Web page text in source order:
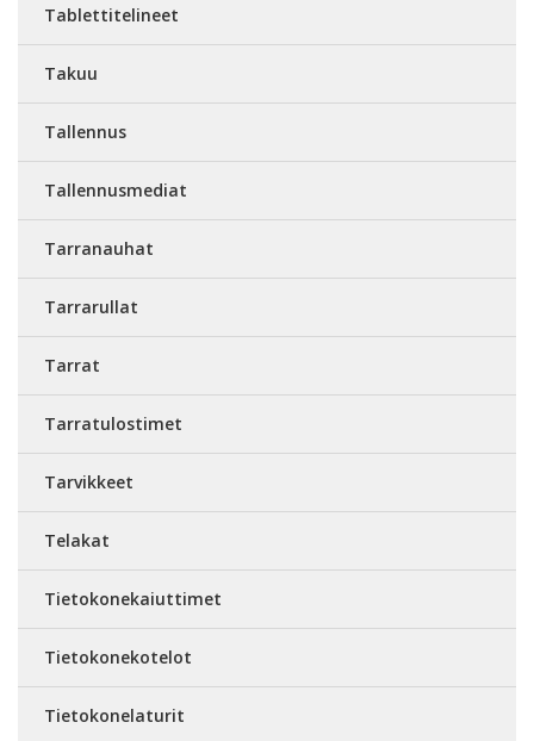
Tablettitelineet
Takuu
Tallennus
Tallennusmediat
Tarranauhat
Tarrarullat
Tarrat
Tarratulostimet
Tarvikkeet
Telakat
Tietokonekaiuttimet
Tietokonekotelot
Tietokonelaturit